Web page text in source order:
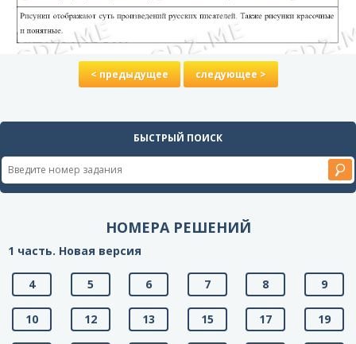
< предыдущее следующее >
БЫСТРЫЙ ПОИСК
НОМЕРА РЕШЕНИЙ
1 часть. Новая версия
4 5 6 7 8 9
10 12 13 15 17 19